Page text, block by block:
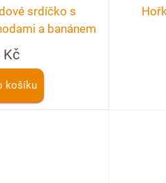
srdíčko s
a banánem
Kč
košíku